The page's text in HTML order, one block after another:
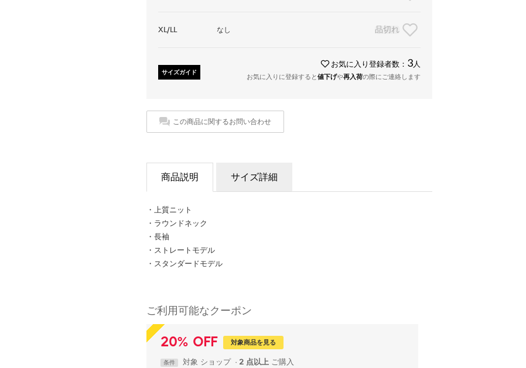
XL/LL なし 品切れ
サイズガイド
お気に入り登録者数： 3 人
お気に入りに登録すると値下げや再入荷の際にご連絡します
この商品に関するお問い合わせ
商品説明 サイズ詳細
・上質ニット
・ラウンドネック
・長袖
・ストレートモデル
・スタンダードモデル
ご利用可能なクーポン
20% OFF 対象商品を見る
条件 対象 ショップ 2 点以上